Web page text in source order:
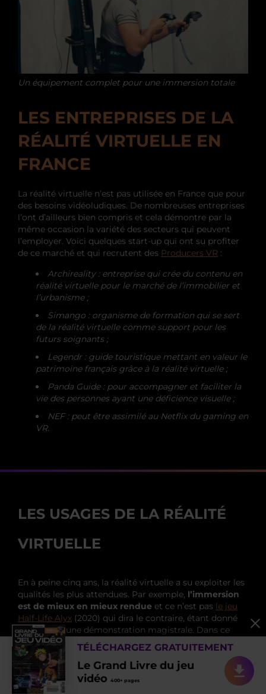
Un équipement complet pour une immersion totale
LES ENTREPRISES DE LA
RÉALITÉ VIRTUELLE EN
FRANCE
La réalité virtuelle n’est pas utilisée en France que pour
des besoins vidéoludiques. De nombreuses entreprises
l’ont d’ailleurs bien compris et cela démontre par la
même occasion la variété des secteurs qui peuvent
l’employer. Voici quelques start-up qui ont su profiter
de ce marché et qui recrutent des Producers VR :
Archireality : entreprise qui crée du contenu en
réalité virtuelle pour le marché de l’immobilier et
l’urbanisme ;
Simango : organisme de formation qui se sert
de la réalité virtuelle comme support pour les
futurs soignants ;
Legendr : guide touristique mettant en valeur le
patrimoine français grâce à la réalité virtuelle ;
Panda Guide : pour accompagner et faciliter la
vie des personnes ayant une déficience visuelle ;
NEF : peut être assimilé au Netflix du gaming en
VR.
LES USAGES DE LA RÉALITÉ
VIRTUELLE
En à peine cinq ans, la réalité virtuelle a su exploiter les
qualités les plus attendues. Par exemple, l’immersion
est de mieux en mieux rendue et ce n’est pas le jeu
Half-Life Alyx (2020) qui dira le contraire, étant donné
qu’il en fait une démonstration magistrale. Dans ce
FPS, on ne se contente pas d’observer les décors à
travers une fenêtre d’écran traditionnelle : on est
littéralement
plongé à l’intérieur !
TÉLÉCHARGEZ GRATUITEMENT
Le Grand Livre du jeu
vidéo 400+ pages